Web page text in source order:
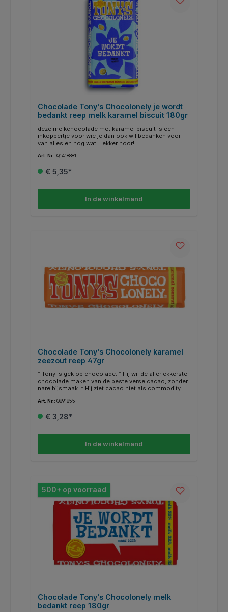
Chocolade Tony's Chocolonely je wordt
bedankt reep melk karamel biscuit 180gr
deze melkchocolade met karamel biscuit is een
inkoppertje voor wie je dan ook wil bedanken voor
van alles en nog wat. Lekker hoor!
Art. Nr.: Q1418881
€ 5,35*
In de winkelmand
Chocolade Tony's Chocolonely karamel
zeezout reep 47gr
* Tony is gek op chocolade. * Hij wil de allerlekkerste
chocolade maken van de beste verse cacao, zonder
nare bijsmaak. * Hij ziet cacao niet als commodity
cacao rechtstreeks in bij de boerencoöperaties in
mee hebben. * Een belangrijke stap richting 100%
Art. Nr.: Q891855
€ 3,28*
In de winkelmand
500+ op voorraad
Chocolade Tony's Chocolonely melk
bedankt reep 180gr